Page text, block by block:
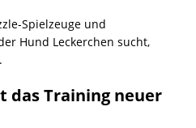
Spielzeuge und
Hund Leckerchen sucht,
das Training neuer